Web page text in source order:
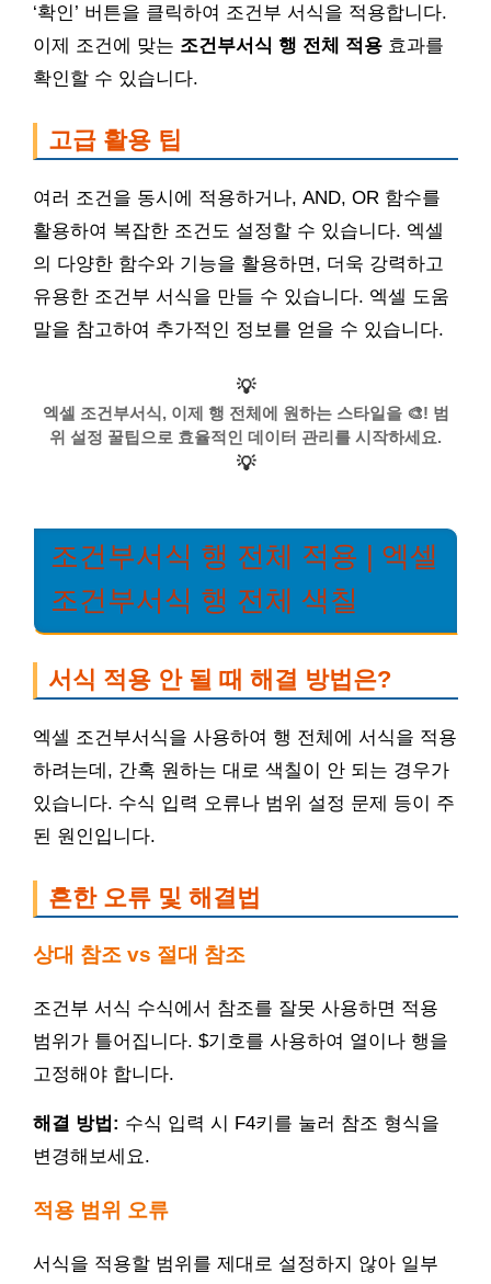
‘확인’ 버튼을 클릭하여 조건부 서식을 적용합니다.
이제 조건에 맞는 조건부서식 행 전체 적용 효과를
확인할 수 있습니다.
고급 활용 팁
여러 조건을 동시에 적용하거나, AND, OR 함수를
활용하여 복잡한 조건도 설정할 수 있습니다. 엑셀
의 다양한 함수와 기능을 활용하면, 더욱 강력하고
유용한 조건부 서식을 만들 수 있습니다. 엑셀 도움
말을 참고하여 추가적인 정보를 얻을 수 있습니다.
💡
엑셀 조건부서식, 이제 행 전체에 원하는 스타일을 🎨! 범
위 설정 꿀팁으로 효율적인 데이터 관리를 시작하세요.
💡
조건부서식 행 전체 적용 | 엑셀
조건부서식 행 전체 색칠
서식 적용 안 될 때 해결 방법은?
엑셀 조건부서식을 사용하여 행 전체에 서식을 적용
하려는데, 간혹 원하는 대로 색칠이 안 되는 경우가
있습니다. 수식 입력 오류나 범위 설정 문제 등이 주
된 원인입니다.
흔한 오류 및 해결법
상대 참조 vs 절대 참조
조건부 서식 수식에서 참조를 잘못 사용하면 적용
범위가 틀어집니다. $기호를 사용하여 열이나 행을
고정해야 합니다.
해결 방법: 수식 입력 시 F4키를 눌러 참조 형식을
변경해보세요.
적용 범위 오류
서식을 적용할 범위를 제대로 설정하지 않아 일부